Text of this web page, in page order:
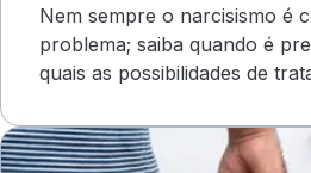
Nem sempre o narcisismo é
problema; saiba quando é
quais as possibilidades de